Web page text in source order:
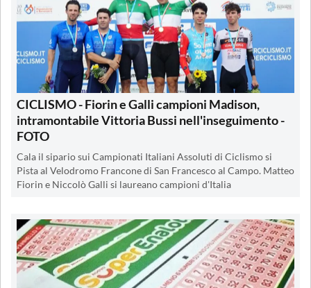
CICLISMO - Fiorin e Galli campioni Madison,
intramontabile Vittoria Bussi nell'inseguimento -
FOTO
Cala il sipario sui Campionati Italiani Assoluti di Ciclismo si
Pista al Velodromo Francone di San Francesco al Campo. Matteo
Fiorin e Niccolò Galli si laureano campioni d'Italia